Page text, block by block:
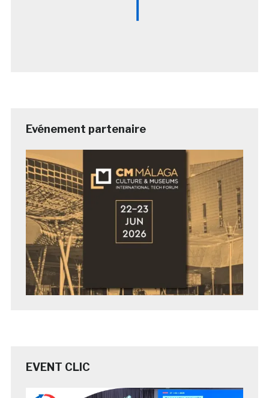
Evénement partenaire
EVENT CLIC